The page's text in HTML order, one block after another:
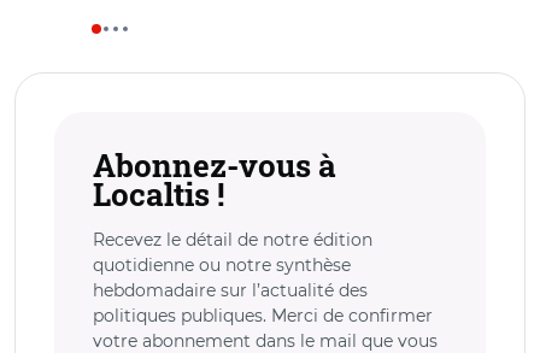
Abonnez-vous à
Localtis !
Recevez le détail de notre édition
quotidienne ou notre synthèse
hebdomadaire sur l’actualité des
politiques publiques. Merci de confirmer
votre abonnement dans le mail que vous